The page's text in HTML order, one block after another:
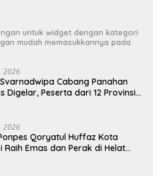
untuk widget dengan kategori
mudah memasukkannya pada
2026
Cabang Panahan
Digelar, Peserta dari 12 Provinsi
2026
Qoryatul Huffaz Kota
Raih Emas dan Perak di Helat